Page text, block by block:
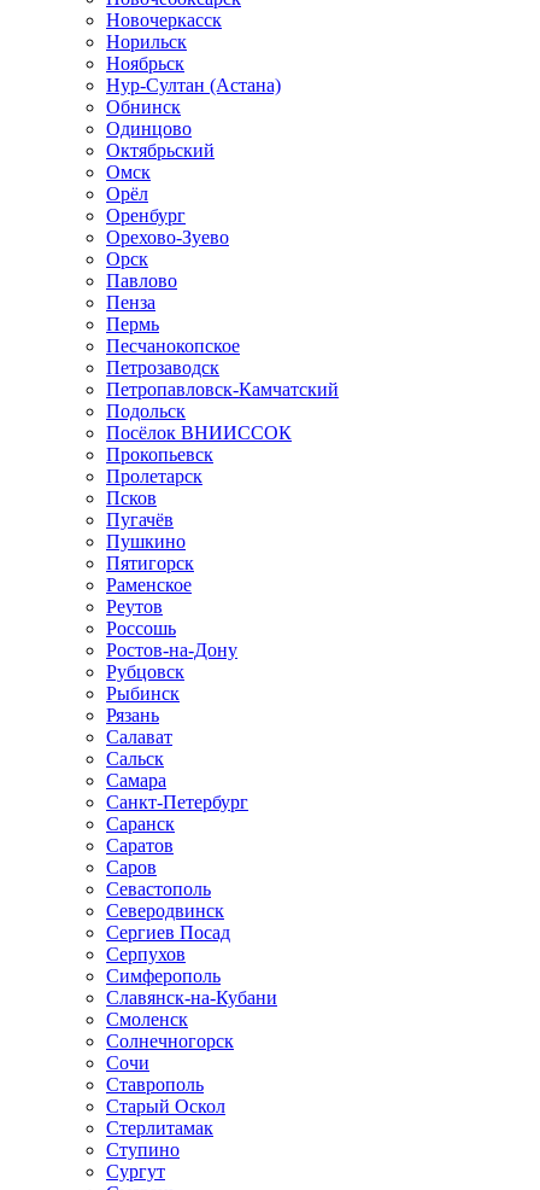
Новочеркасск
Норильск
Ноябрьск
Нур-Султан (Астана)
Обнинск
Одинцово
Октябрьский
Омск
Орёл
Оренбург
Орехово-Зуево
Орск
Павлово
Пенза
Пермь
Песчанокопское
Петрозаводск
Петропавловск-Камчатский
Подольск
Посёлок ВНИИССОК
Прокопьевск
Пролетарск
Псков
Пугачёв
Пушкино
Пятигорск
Раменское
Реутов
Россошь
Ростов-на-Дону
Рубцовск
Рыбинск
Рязань
Салават
Сальск
Самара
Санкт-Петербург
Саранск
Саратов
Саров
Севастополь
Северодвинск
Сергиев Посад
Серпухов
Симферополь
Славянск-на-Кубани
Смоленск
Солнечногорск
Сочи
Ставрополь
Старый Оскол
Стерлитамак
Ступино
Сургут